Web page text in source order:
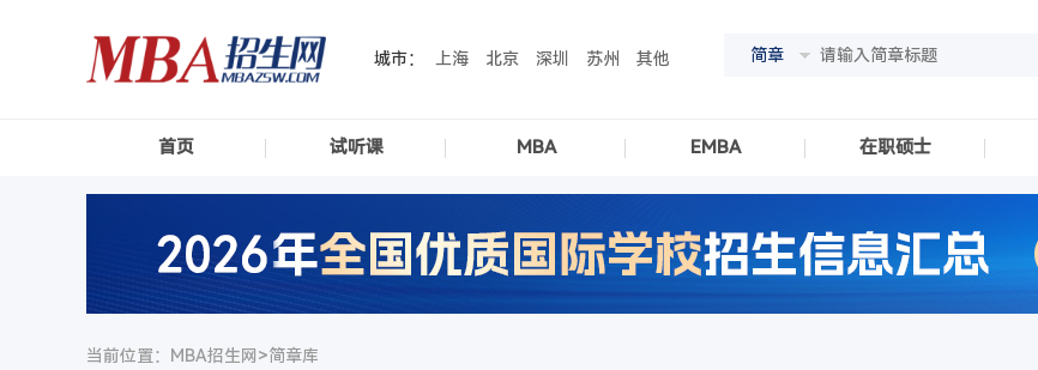
城市： 上海 北京 深圳 苏州 其他 简章
首页 试听课 MBA EMBA 在职硕士
当前位置：MBA招生网>简章库